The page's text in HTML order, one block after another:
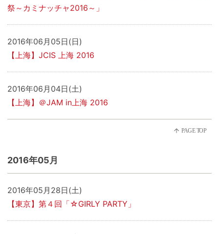
祭～カミナッチャ2016～」
2016年06月05日(日)
【上海】JCIS 上海 2016
2016年06月04日(土)
【上海】＠JAM in上海 2016
2016年05月
2016年05月28日(土)
【東京】第４回「☆GIRLY PARTY」